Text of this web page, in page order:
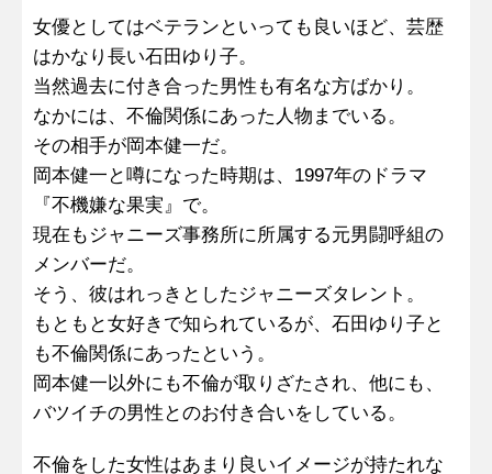
女優としてはベテランといっても良いほど、芸歴
はかなり長い石田ゆり子。
当然過去に付き合った男性も有名な方ばかり。
なかには、不倫関係にあった人物までいる。
その相手が岡本健一だ。
岡本健一と噂になった時期は、1997年のドラマ
『不機嫌な果実』で。
現在もジャニーズ事務所に所属する元男闘呼組の
メンバーだ。
そう、彼はれっきとしたジャニーズタレント。
もともと女好きで知られているが、石田ゆり子と
も不倫関係にあったという。
岡本健一以外にも不倫が取りざたされ、他にも、
バツイチの男性とのお付き合いをしている。
不倫をした女性はあまり良いイメージが持たれな